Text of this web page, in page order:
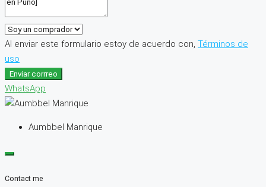
Al enviar este formulario estoy de acuerdo con, Términos de
uso
Enviar corrreo
WhatsApp
Aumbbel Manrique
Contact me